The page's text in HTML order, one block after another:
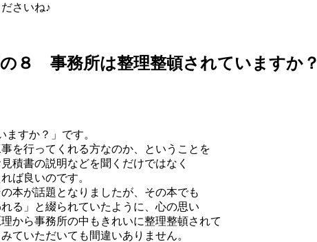
さいね♪
８ 事務所は整理整頓されていますか？
すか？」です。
を行ってくれる方なのか、ということを
積書の説明などを聞くだけではなく
ば良いのです。
本が話題となりましたが、その本でも
る」と綴られていたように、心の思い
から事務所の中もきれいに整理整頓されて
ていただいても間違いありません。